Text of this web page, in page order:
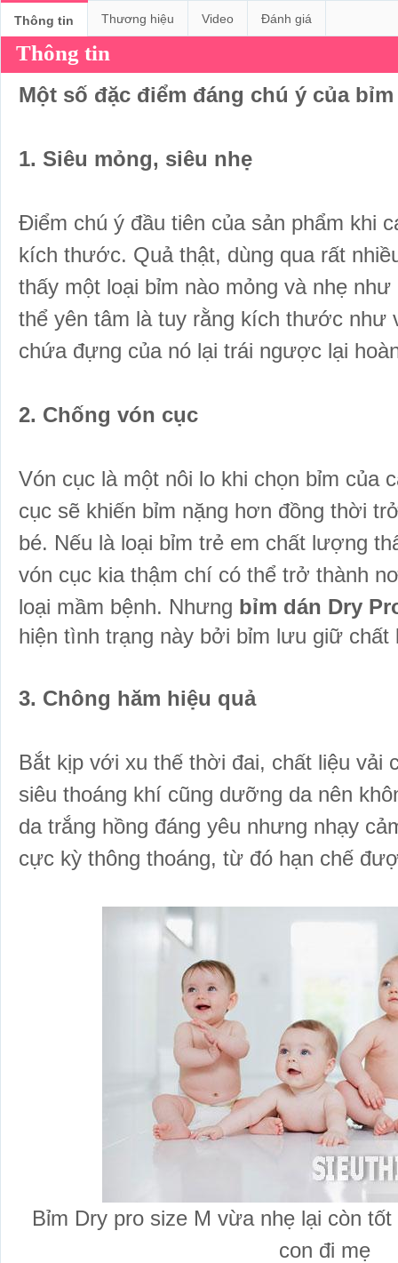
Thông tin Thương hiệu Video Đánh giá
Thông tin
Một số đặc điểm đáng chú ý của
1. Siêu mỏng, siêu nhẹ
Điểm chú ý đầu tiên của sản phẩm khi
kích thước. Quả thật, dùng qua rất
thấy một loại bỉm nào mỏng và nhẹ
thể yên tâm là tuy rằng kích thước như
chứa đựng của nó lại trái ngược lại
2. Chống vón cục
Vón cục là một nôi lo khi chọn bỉm của
cục sẽ khiến bỉm nặng hơn đồng thời
bé. Nếu là loại bỉm trẻ em chất lượng
vón cục kia thậm chí có thể trở thành
loại mầm bệnh. Nhưng bỉm dán Dry
hiện tình trạng này bởi bỉm lưu giữ
3. Chông hăm hiệu quả
Bắt kịp với xu thế thời đai, chất liệu vải
siêu thoáng khí cũng dưỡng da nên
da trắng hồng đáng yêu nhưng nhạy
cực kỳ thông thoáng, từ đó hạn chế
Bỉm Dry pro size M vừa nhẹ lại còn
con đi mẹ